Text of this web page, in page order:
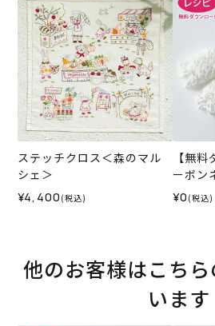
ステッチクロス＜森のマル
シェ＞
¥4,400 (税込)
【無
ーボン
シピ）
¥0 (税込)
他のお客様はこち
います